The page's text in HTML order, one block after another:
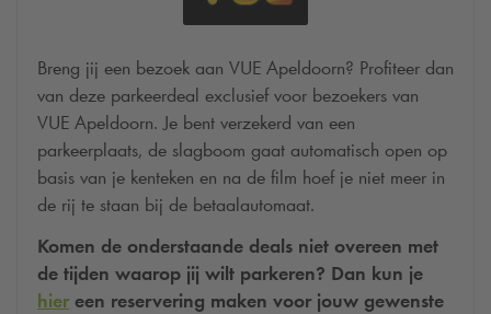
Breng jij een bezoek aan VUE Apeldoorn? Profiteer dan
van deze parkeerdeal exclusief voor bezoekers van
VUE Apeldoorn. Je bent verzekerd van een
parkeerplaats, de slagboom gaat automatisch open op
basis van je kenteken en na de film hoef je niet meer in
de rij te staan bij de betaalautomaat.
Komen de onderstaande deals niet overeen met
de tijden waarop jij wilt parkeren? Dan kun je
hier een reservering maken voor jouw gewenste